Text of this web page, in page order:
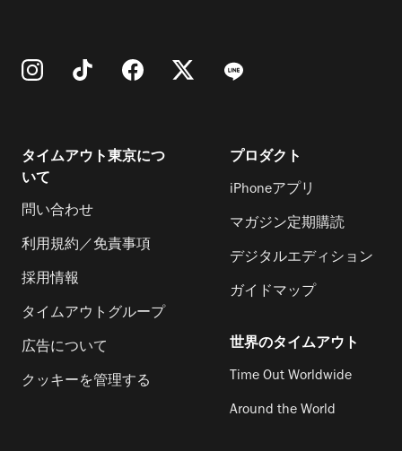
タイムアウト東京につ
いて
問い合わせ
利用規約／免責事項
採用情報
タイムアウトグループ
広告について
クッキーを管理する
プロダクト
iPhoneアプリ
マガジン定期購読
デジタルエディション
ガイドマップ
世界のタイムアウト
Time Out Worldwide
Around the World